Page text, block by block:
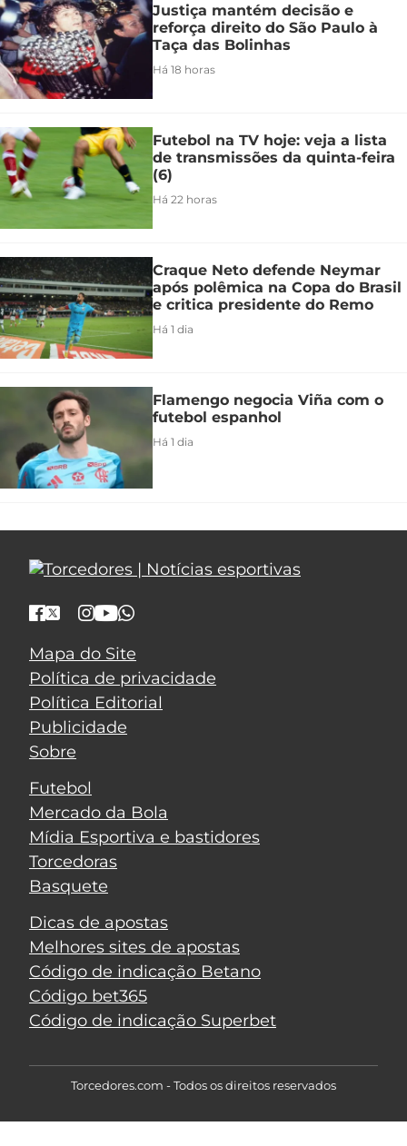
Justiça mantém decisão e
reforça direito do São Paulo à
Taça das Bolinhas
Há 18 horas
Futebol na TV hoje: veja a lista
de transmissões da quinta-feira
(6)
Há 22 horas
Craque Neto defende Neymar
após polêmica na Copa do Brasil
e critica presidente do Remo
Há 1 dia
Flamengo negocia Viña com o
futebol espanhol
Há 1 dia
Mapa do Site
Política de privacidade
Política Editorial
Publicidade
Sobre
Futebol
Mercado da Bola
Mídia Esportiva e bastidores
Torcedoras
Basquete
Dicas de apostas
Melhores sites de apostas
Código de indicação Betano
Código bet365
Código de indicação Superbet
Torcedores.com - Todos os direitos reservados